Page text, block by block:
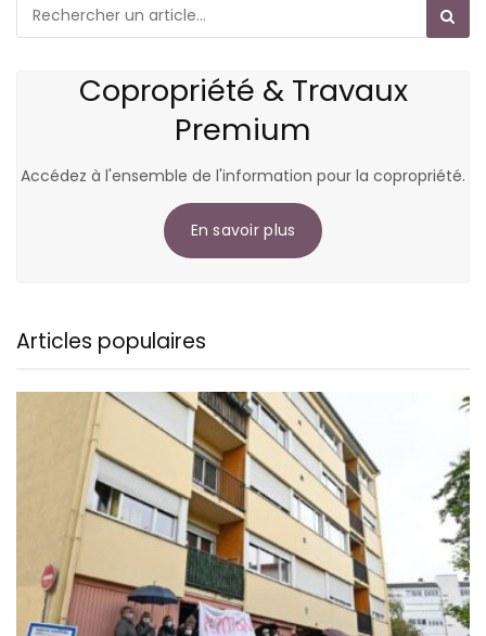
Copropriété & Travaux
Premium
Accédez à l'ensemble de l'information pour la copropriété.
En savoir plus
Articles populaires